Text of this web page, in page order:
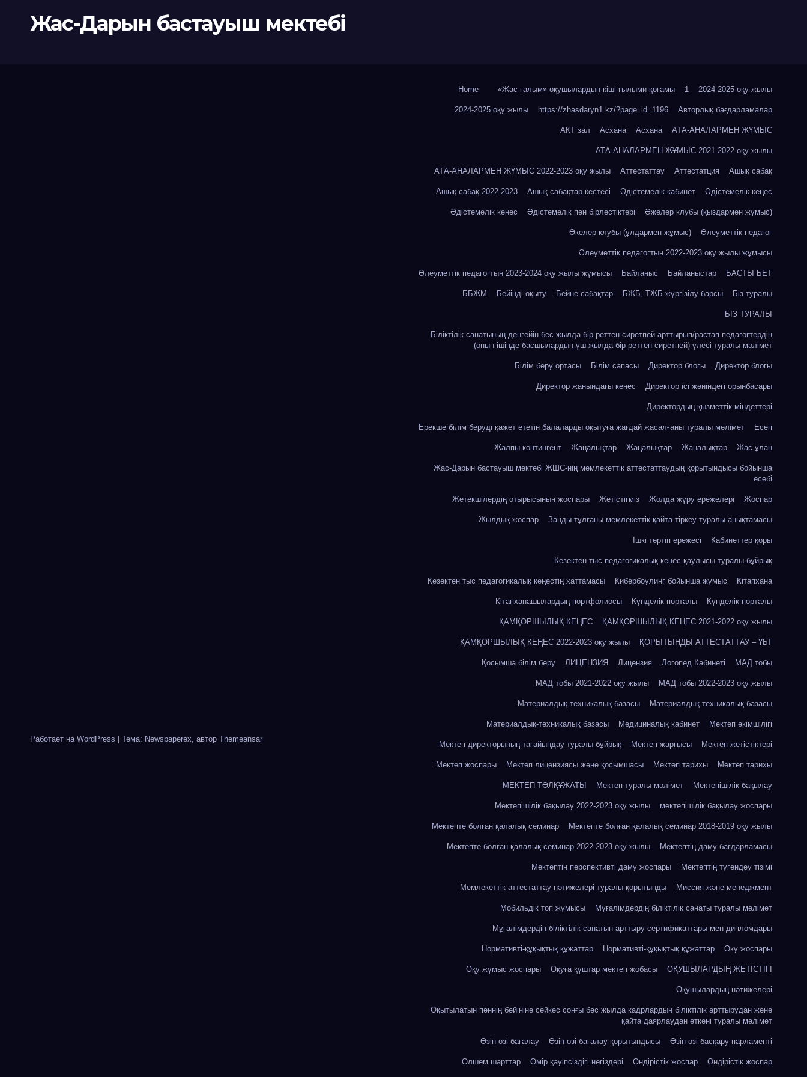
Жас-Дарын бастауыш мектебі
Работает на WordPress | Тема: Newspaperex, автор Themeansar
Home «Жас ғалым» оқушылардың кіші ғылыми қоғамы 1 2024-2025 оқу жылы
2024-2025 оқу жылы https://zhasdaryn1.kz/?page_id=1196 Авторлық бағдарламалар
АКТ зал Асхана Асхана АТА-АНАЛАРМЕН ЖҰМЫС
АТА-АНАЛАРМЕН ЖҰМЫС 2021-2022 оқу жылы
АТА-АНАЛАРМЕН ЖҰМЫС 2022-2023 оқу жылы Аттестаттау Аттестатция Ашық сабақ
Ашық сабақ 2022-2023 Ашық сабақтар кестесі Әдістемелік кабинет Әдістемелік кеңес
Әдістемелік кеңес Әдістемелік пән бірлестіктері Әжелер клубы (қыздармен жұмыс)
Әкелер клубы (ұлдармен жұмыс) Әлеуметтік педагог
Әлеуметтік педагогтың 2022-2023 оқу жылы жұмысы
Әлеуметтік педагогтың 2023-2024 оқу жылы жұмысы Байланыс Байланыстар БАСТЫ БЕТ
ББЖМ Бейінді оқыту Бейне сабақтар БЖБ, ТЖБ жүргізілу барсы Біз туралы
БІЗ ТУРАЛЫ
Біліктілік санатының деңгейін бес жылда бір реттен сиретпей арттырып/растап педагогтердің
(оның ішінде басшылардың үш жылда бір реттен сиретпей) үлесі туралы мәлімет
Білім беру ортасы Білім сапасы Директор блогы Директор блогы
Директор жанындағы кеңес Директор ісі жөніндегі орынбасары
Директордың қызметтік міндеттері
Ерекше білім беруді қажет ететін балаларды оқытуға жағдай жасалғаны туралы мәлімет Есеп
Жалпы контингент Жаңалықтар Жаңалықтар Жаңалықтар Жас ұлан
Жас-Дарын бастауыш мектебі ЖШС-нің мемлекеттік аттестаттаудың қорытындысы бойынша
есебі
Жетекшілердің отырысының жоспары Жетістігміз Жолда жүру ережелері Жоспар
Жылдық жоспар Заңды тұлғаны мемлекеттік қайта тіркеу туралы анықтамасы
Ішкі тәртіп ережесі Кабинеттер қоры
Кезектен тыс педагогикалық кеңес қаулысы туралы бұйрық
Кезектен тыс педагогикалық кеңестің хаттамасы Кибербоулинг бойынша жұмыс Кітапхана
Кітапханашылардың портфолиосы Күнделік порталы Күнделік порталы
ҚАМҚОРШЫЛЫҚ КЕҢЕС ҚАМҚОРШЫЛЫҚ КЕҢЕС 2021-2022 оқу жылы
ҚАМҚОРШЫЛЫҚ КЕҢЕС 2022-2023 оқу жылы ҚОРЫТЫНДЫ АТТЕСТАТТАУ – ҰБТ
Қосымша білім беру ЛИЦЕНЗИЯ Лицензия Логопед Кабинеті МАД тобы
МАД тобы 2021-2022 оқу жылы МАД тобы 2022-2023 оқу жылы
Материалдық-техникалық базасы Материалдық-техникалық базасы
Материалдық-техникалық базасы Медициналық кабинет Мектеп әкімшілігі
Мектеп директорының тағайындау туралы бұйрық Мектеп жарғысы Мектеп жетістіктері
Мектеп жоспары Мектеп лицензиясы және қосымшасы Мектеп тарихы Мектеп тарихы
МЕКТЕП ТӨЛҚҰЖАТЫ Мектеп туралы мәлімет Мектепішілік бақылау
Мектепішілік бақылау 2022-2023 оқу жылы мектепішілік бақылау жоспары
Мектепте болған қалалық семинар Мектепте болған қалалық семинар 2018-2019 оқу жылы
Мектепте болған қалалық семинар 2022-2023 оқу жылы Мектептің даму бағдарламасы
Мектептің перспективті даму жоспары Мектептің түгендеу тізімі
Мемлекеттік аттестаттау нәтижелері туралы қорытынды Миссия және менеджмент
Мобильдік топ жұмысы Мұғалімдердің біліктілік санаты туралы мәлімет
Мұғалімдердің біліктілік санатын арттыру сертификаттары мен дипломдары
Нормативті-құқықтық құжаттар Нормативті-құқықтық құжаттар Оку жоспары
Оқу жұмыс жоспары Оқуға құштар мектеп жобасы ОҚУШЫЛАРДЫҢ ЖЕТІСТІГІ
Оқушылардың нәтижелері
Оқытылатын пәннің бейініне сәйкес соңғы бес жылда кадрлардың біліктілік арттырудан және
қайта даярлаудан өткені туралы мәлімет
Өзін-өзі бағалау Өзін-өзі бағалау қорытындысы Өзін-өзі басқару парламенті
Өлшем шарттар Өмір қауіпсіздігі негіздері Өндірістік жоспар Өндірістік жоспар